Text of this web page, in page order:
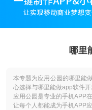
哪里
本专题为应用公园的哪里能
心选择与哪里能做app软件开
应用公园是专业的手机APP
让每个人都能成为手机APP